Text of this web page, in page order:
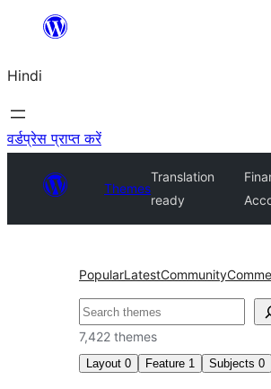
सामग्री
जाएं
Hindi
वर्डप्रेस प्राप्त करें
Themes
Translation
ready
PopularLatestCommunity
खोजें
7,422 themes
Layout 0 Feature 1 Subjects 0